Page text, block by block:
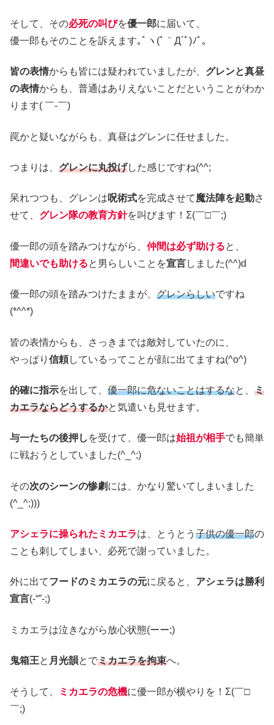
そして、その必死の叫びを優一郎に届いて、
優一郎もそのことを訴えます｡ﾟヽ(ﾟ｀Д´ﾟ)ﾉﾟ｡
皆の表情からも皆には疑われていましたが、 グレンと真昼
の表情からも、普通はありえないことだということがわか
ります( ￣-￣)
罠かと疑いながらも、真昼はグレンに任せました。
つまりは、 グレンに丸投げした感じですね(^^;
呆れつつも、グレンは呪術式を完成させて魔法陣を起動さ
せて、 グレン隊の教育方針を叫びます！Σ(￣□￣;)
優一郎の頭を踏みつけながら、 仲間は必ず助けると、
間違いでも助けると男らしいことを宣言しました(^^)d
優一郎の頭を踏みつけたままが、 グレンらしいですね
(*^^*)
皆の表情からも、さっきまでは敵対していたのに、
やっぱり 信頼しているってことが顔に出てますね(^o^)
的確に指示を出して、 優一郎に危ないことはするなと、 ミ
カエラならどうするかと気遣いも見せます。
与一たちの後押し を受けて、優一郎は始祖が相手でも簡単
に戦おうとしていました(^_^;)
その次のシーンの惨劇 には、かなり驚いてしまいました
(^_^;)))
アシェラに操られたミカエラは、とうとう 子供の優一郎の
ことも刺してしまい、必死で謝っていました。
外に出てフードのミカエラの元に戻ると、 アシェラは勝利
宣言(-“”-;)
ミカエラは泣きながら放心状態(ーー;)
鬼箱王と 月光韻とでミカエラを拘束へ。
そうして、 ミカエラの危機に優一郎が横やりを！Σ(￣□
￣;)